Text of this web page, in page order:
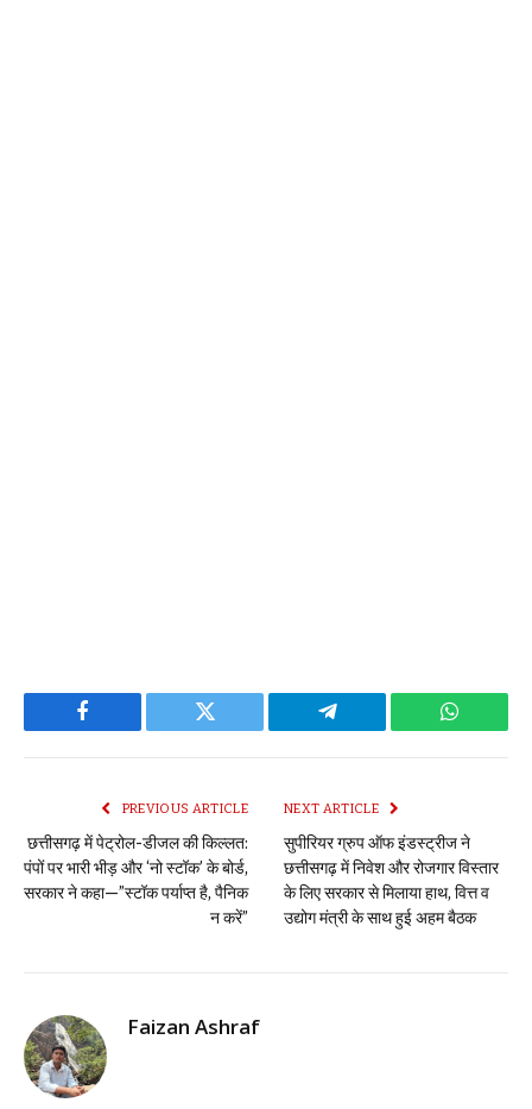
Facebook Twitter Telegram
PREVIOUS ARTICLE
छत्तीसगढ़ में पेट्रोल-डीजल की किल्लत:
पंपों पर भारी भीड़ और ‘नो स्टॉक’ के बोर्ड,
सरकार ने कहा—”स्टॉक पर्याप्त है, पैनिक
न करें”
NEXT ARTICLE
सुपीरियर ग्रुप ऑफ इंडस्ट्रीज ने
छत्तीसगढ़ में निवेश और रोजगार विस्तार
के लिए सरकार से मिलाया हाथ, वित्त व
उद्योग मंत्री के साथ हुई अहम बैठक
Faizan Ashraf